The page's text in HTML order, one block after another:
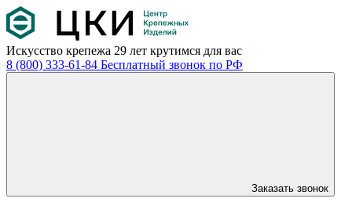
Искусство крепежа 29 лет крутимся для вас
8 (800) 333-61-84 Бесплатный звонок по РФ
Заказать звонок